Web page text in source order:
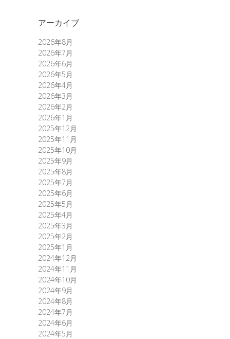
アーカイブ
2026年8月
2026年7月
2026年6月
2026年5月
2026年4月
2026年3月
2026年2月
2026年1月
2025年12月
2025年11月
2025年10月
2025年9月
2025年8月
2025年7月
2025年6月
2025年5月
2025年4月
2025年3月
2025年2月
2025年1月
2024年12月
2024年11月
2024年10月
2024年9月
2024年8月
2024年7月
2024年6月
2024年5月